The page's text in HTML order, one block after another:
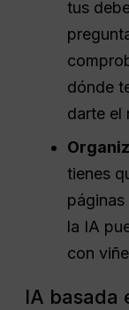
tus
dónde
darte el
tienes
la IA
con
IA basada